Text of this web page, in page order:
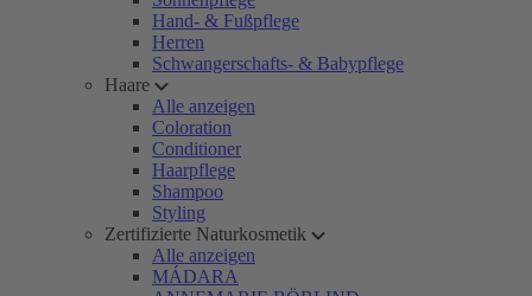
Hand- & Fußpflege
Herren
Schwangerschafts- & Babypflege
Haare
Alle anzeigen
Coloration
Conditioner
Haarpflege
Shampoo
Styling
Zertifizierte Naturkosmetik
Alle anzeigen
MÁDARA